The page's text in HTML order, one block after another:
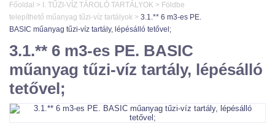
Főoldal > I. TŰZI-VÍZ TÁROLÓ TARTÁLYOK > Földbe
telepíthető műanyag tűzi-víz tartályok > 3.1.** 6 m3-es PE.
BASIC műanyag tűzi-víz tartály, lépésálló tetővel;
3.1.** 6 m3-es PE. BASIC
műanyag tűzi-víz tartály, lépésálló
tetővel;